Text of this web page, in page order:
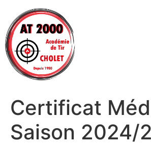
Certificat
Saison 2024/